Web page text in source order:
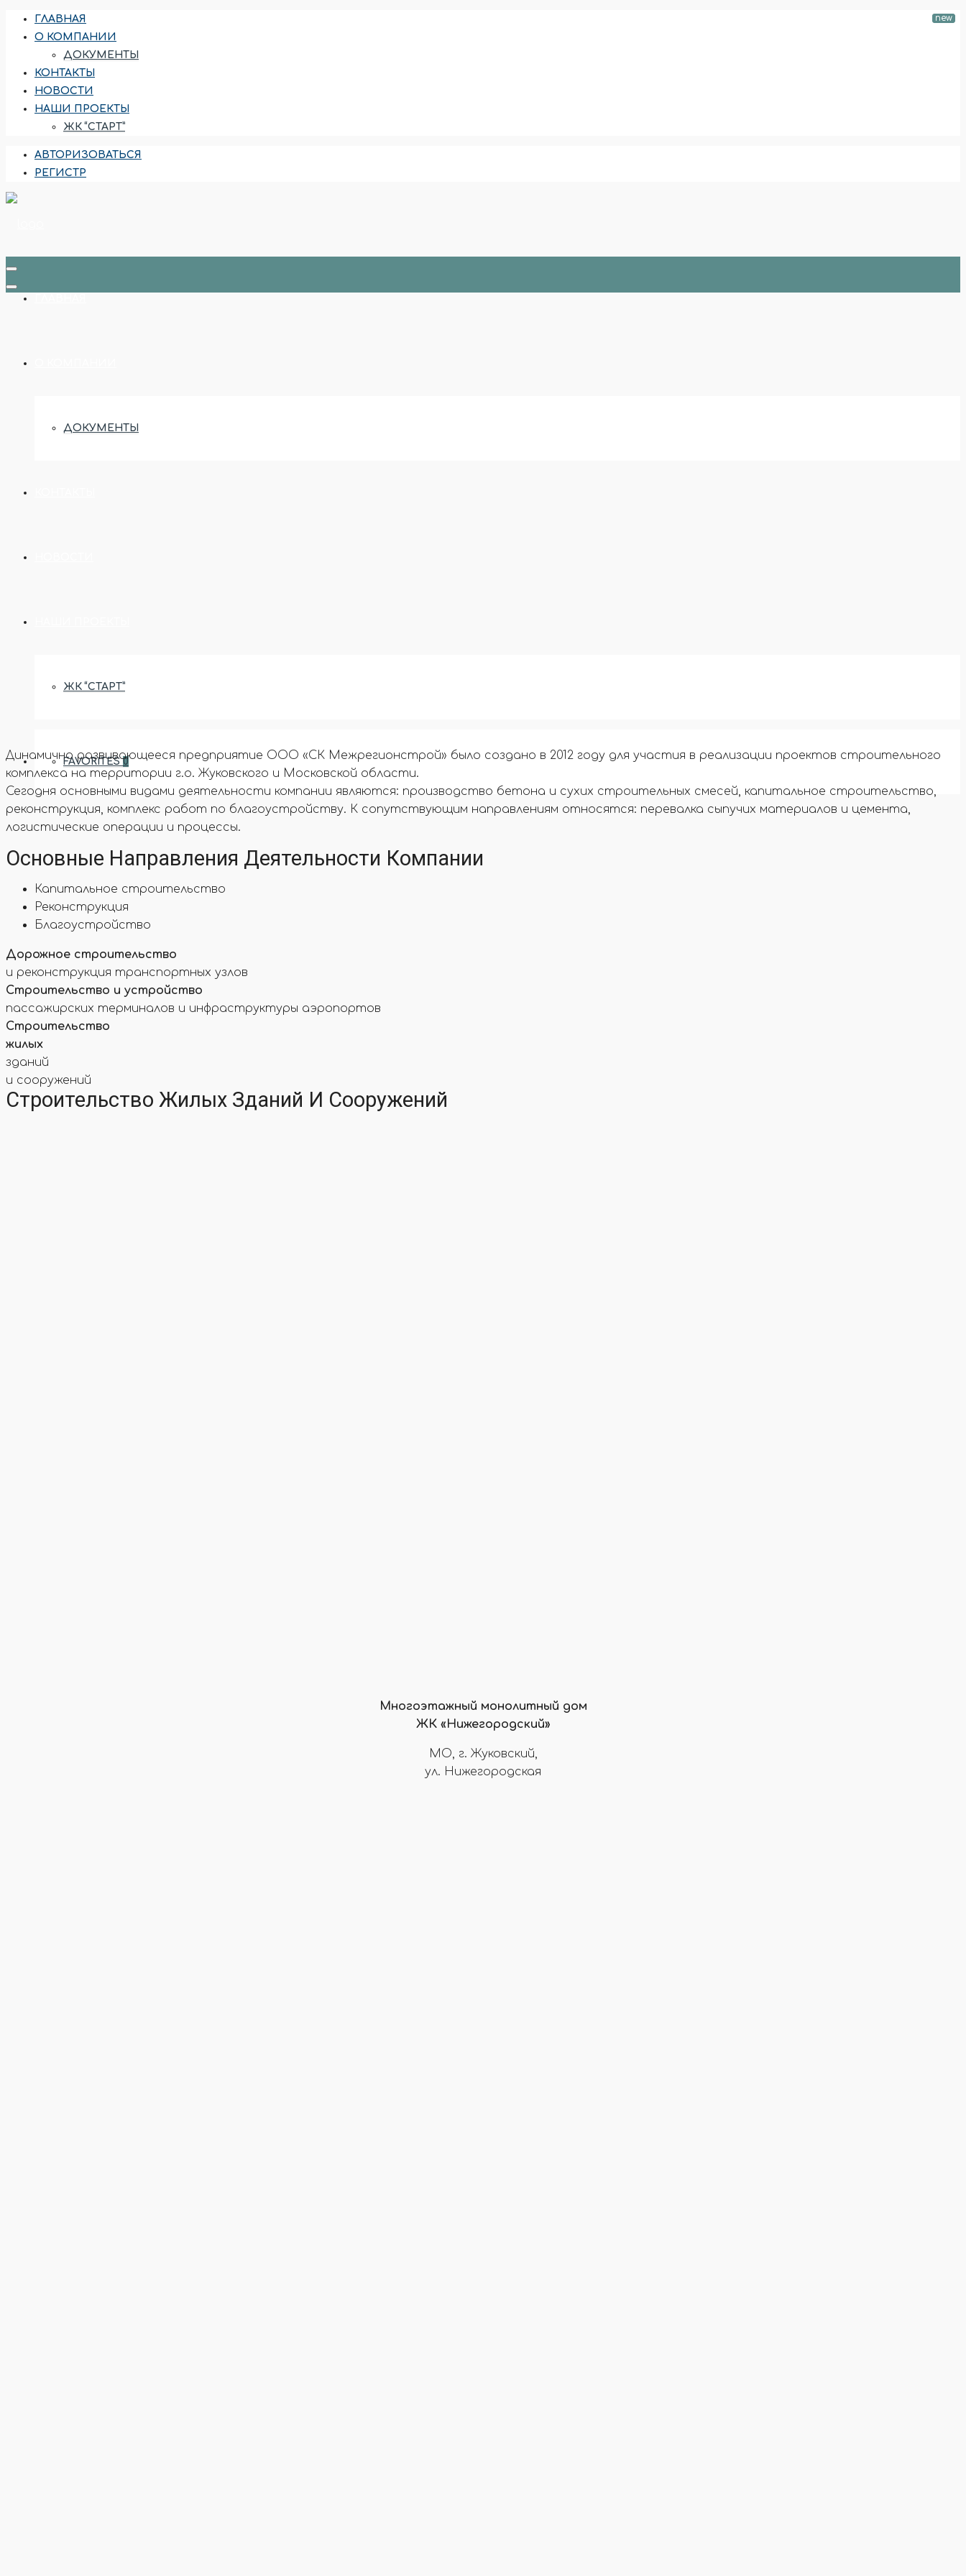
ГЛАВНАЯ
О КОМПАНИИ
ДОКУМЕНТЫ
КОНТАКТЫ
НОВОСТИ
НАШИ ПРОЕКТЫ
ЖК “СТАРТ”
АВТОРИЗОВАТЬСЯ
РЕГИСТР
ДОКУМЕНТЫ
ЖК “СТАРТ”
FAVORITES0
Динамично развивающееся предприятие ООО «СК Межрегионстрой» было создано в 2012 году для участия в реализации проектов строительного
комплекса на территории г.о. Жуковского и Московской области.
Сегодня основными видами деятельности компании являются: производство бетона и сухих строительных смесей, капитальное строительство,
реконструкция, комплекс работ по благоустройству. К сопутствующим направлениям относятся: перевалка сыпучих материалов и цемента,
логистические операции и процессы.
Основные Направления Деятельности Компании
Капитальное строительство
Реконструкция
Благоустройство​
Дорожное строительство
и реконструкция транспортных узлов
Строительство и устройство
пассажирских терминалов и инфраструктуры аэропортов
Строительство
жилых
зданий
и сооружений
Строительство Жилых Зданий И Сооружений
Многоэтажный монолитный дом
ЖК «Нижегородский»
МО, г. Жуковский,
ул. Нижегородская